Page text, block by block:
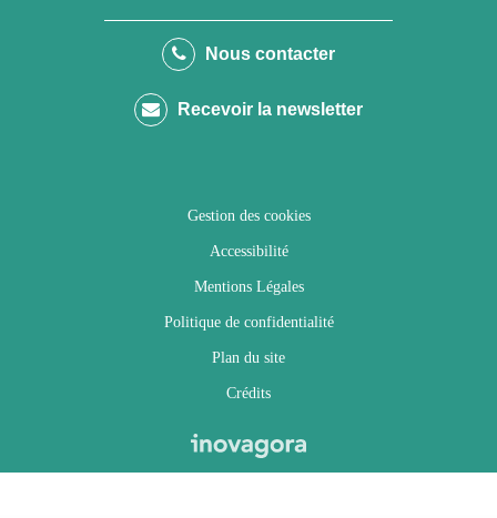
le
Facebook
le
Twitter
le
Instagram
Youtube
Nous contacter
Recevoir la newsletter
Gestion des cookies
Accessibilité
Mentions Légales
Politique de confidentialité
Plan du site
Crédits